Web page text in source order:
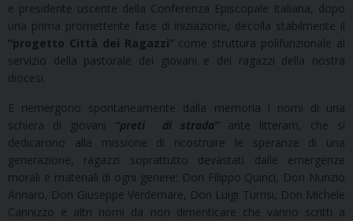
e presidente uscente della Conferenza Episcopale Italiana, dopo
una prima promettente fase di iniziazione, decolla stabilmente il
“progetto Città dei Ragazzi”come struttura polifunzionale al
servizio della pastorale dei giovani e dei ragazzi della nostra
diocesi.
E riemergono spontaneamente dalla memoria i nomi di una
schiera di giovani “preti di strada”ante litteram, che si
dedicarono alla missione di ricostruire le speranze di una
generazione, ragazzi soprattutto devastati dalle emergenze
morali e materiali di ogni genere: Don Filippo Quinci, Don Nunzio
Annaro, Don Giuseppe Verdemare, Don Luigi Turrisi, Don Michele
Cannizzo e altri nomi da non dimenticare che vanno scritti a